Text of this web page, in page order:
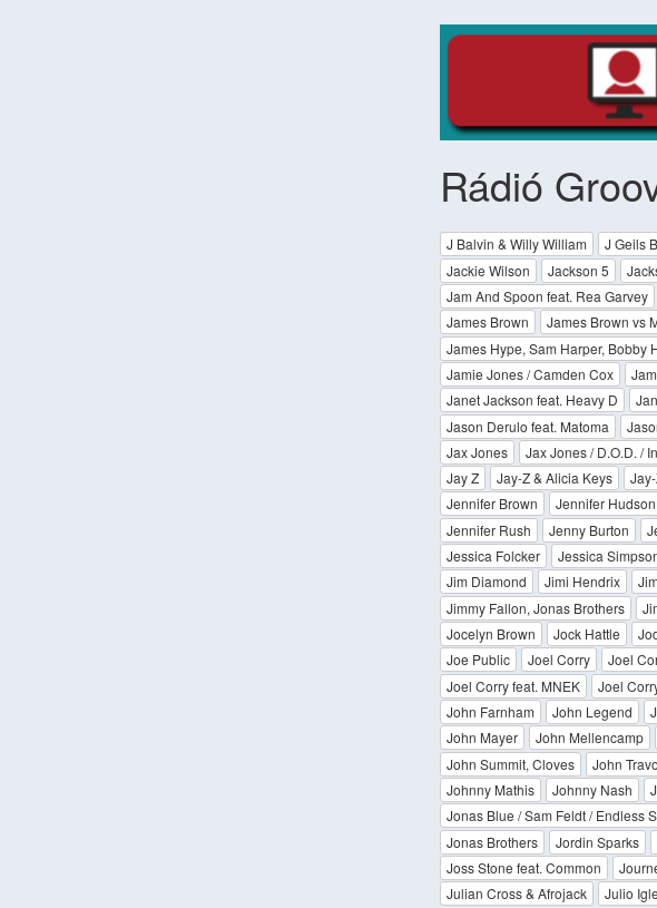
Rádió
J Balvin & Willy William J Geils
Jackie Wilson
Jackson 5
Jam And Spoon feat. Rea Garvey
James Brown
James Brown vs
James Hype, Sam Harper, Bobby
Jamie Jones / Camden Cox
Janet Jackson feat. Heavy D
Jason Derulo feat. Matoma
Jax Jones
Jax Jones / D.O.D. /
Jay Z
Jay-Z & Alicia Keys
Jennifer Brown
Jennifer
Jennifer Rush
Jenny Burton
Jessica Folcker
Jessica
Jim Diamond
Jimi Hendrix
Jimmy Fallon, Jonas Brothers
Jocelyn Brown
Jock Hattle
Joe Public
Joel Corry Joel
Joel Corry feat. MNEK
Joel
John Farnham
John Legend
John Mayer
John Mellencamp
John Summit, Cloves
John
Johnny Mathis
Johnny Nash
Jonas Blue / Sam Feldt / Endless
Jonas Brothers
Jordin Sparks
Joss Stone feat. Common
Julian Cross & Afrojack
Julio